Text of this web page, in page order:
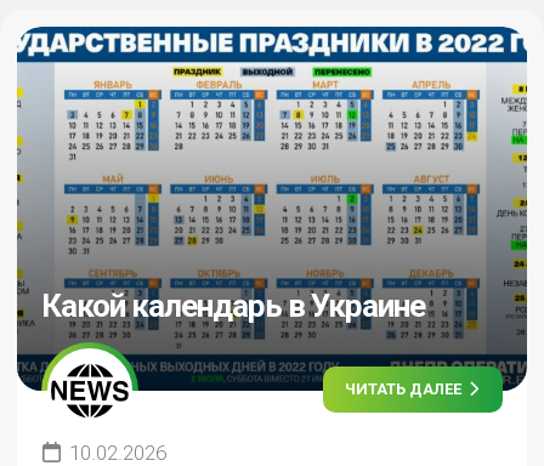
Какой календарь в Украине
ЧИТАТЬ ДАЛЕЕ
10.02.2026